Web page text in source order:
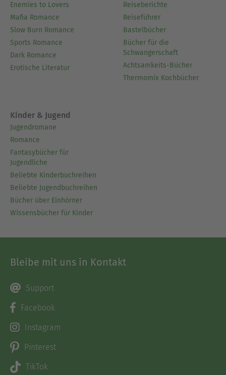
Enemies to Lovers
Mafia Romance
Slow Burn Romance
Sports Romance
Dark Romance
Erotische Literatur
Reiseberichte
Reiseführer
Bastelbücher
Bücher für die
Schwangerschaft
Achtsamkeits-Bücher
Thermomix Kochbücher
Kinder & Jugend
Jugendromane
Romance
Fantasybücher für
Jugendliche
Beliebte Kinderbuchreihen
Beliebte Jugendbuchreihen
Bücher über Einhörner
Wissensbücher für Kinder
Bleibe mit uns in Kontakt
Support
Facebook
Instagram
Pinterest
TikTok